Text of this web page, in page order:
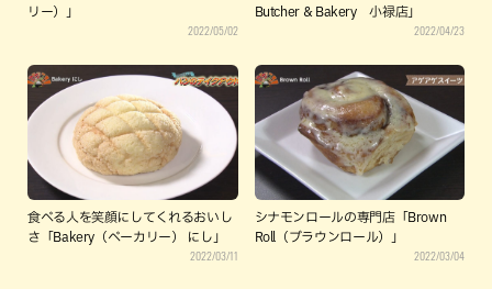
リー）」
2022/05/02
Butcher & Bakery 小禄店」
2022/04/23
食べる人を笑顔にしてくれるおいし
さ「Bakery（ベーカリー） にし」
2022/03/11
シナモンロールの専門店「Brown
Roll（ブラウンロール）」
2022/03/04